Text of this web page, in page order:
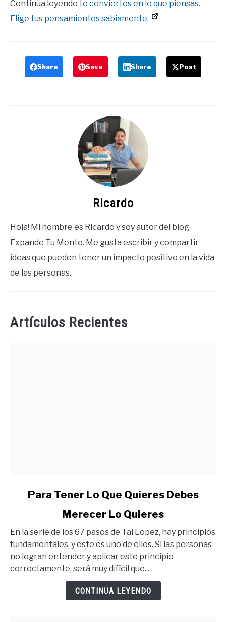
Continua leyendo te conviertes en lo que piensas.
Elige tus pensamientos sabiamente.
Share Save Share Post
Ricardo
Hola! Mi nombre es Ricardo y soy autor del blog
Expande Tu Mente. Me gusta escribir y compartir
ideas que pueden tener un impacto positivo en la vida
de las personas.
Artículos Recientes
Tener
Lo
Que
Quieres
Para Tener Lo Que Quieres Debes
Merecer Lo Quieres
En la serie de los 67 pasos de Tai Lopez, hay principios
fundamentales, y este es uno de ellos. Si las personas
no logran entender y aplicar este principio
correctamente, será muy difícil que...
CONTINUA LEYENDO